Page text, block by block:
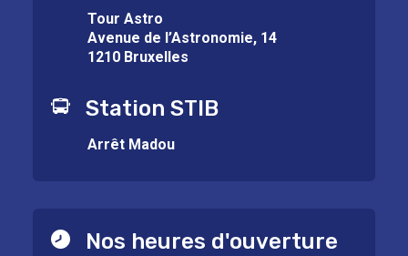
Tour Astro
Avenue de l’Astronomie, 14
1210 Bruxelles
Station STIB
Arrêt Madou
Nos heures d'ouverture